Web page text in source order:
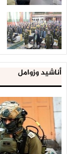
أناشيد وزوامل
العدو
الإسرائيلي
اعتقل
543
طفلا